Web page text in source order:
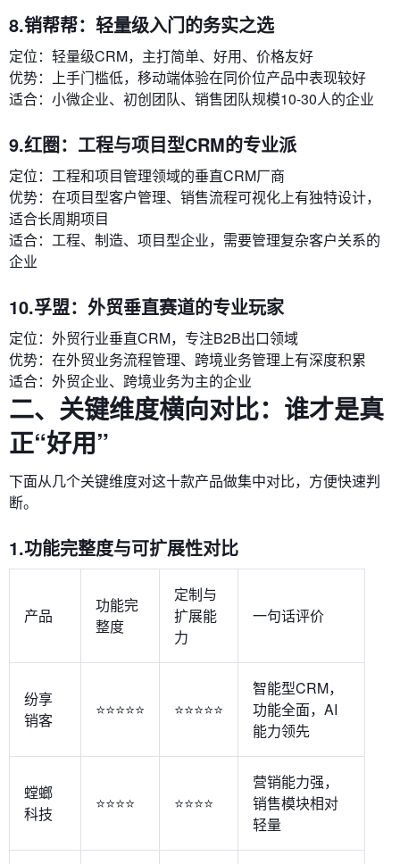
8.销帮帮：轻量级入门的务实之选
定位：轻量级CRM，主打简单、好用、价格友好
优势：上手门槛低，移动端体验在同价位产品中表现较好
适合：小微企业、初创团队、销售团队规模10-30人的企业
9.红圈：工程与项目型CRM的专业派
定位：工程和项目管理领域的垂直CRM厂商
优势：在项目型客户管理、销售流程可视化上有独特设计，
适合长周期项目
适合：工程、制造、项目型企业，需要管理复杂客户关系的
企业
10.孚盟：外贸垂直赛道的专业玩家
定位：外贸行业垂直CRM，专注B2B出口领域
优势：在外贸业务流程管理、跨境业务管理上有深度积累
适合：外贸企业、跨境业务为主的企业
二、关键维度横向对比：谁才是真
正“好用”
下面从几个关键维度对这十款产品做集中对比，方便快速判
断。
1.功能完整度与可扩展性对比
产品
功能完
整度
定制与
扩展能
力
一句话评价
纷享
销客
⭐⭐⭐⭐⭐ ⭐⭐⭐⭐⭐
智能型CRM，
功能全面，AI
能力领先
螳螂
科技
⭐⭐⭐⭐ ⭐⭐⭐⭐
营销能力强，
销售模块相对
轻量